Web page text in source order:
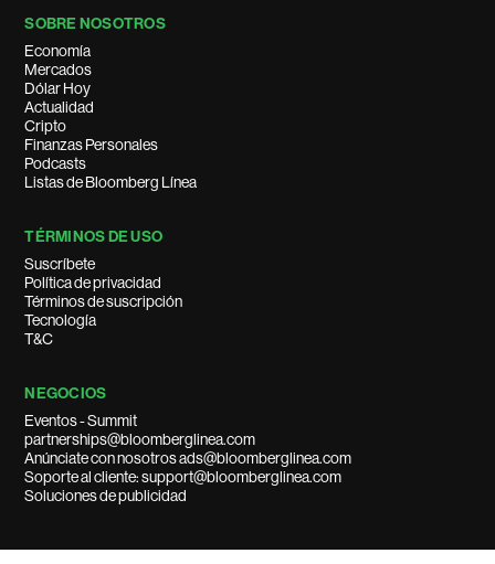
SOBRE NOSOTROS
Economía
Mercados
Dólar Hoy
Actualidad
Cripto
Finanzas Personales
Podcasts
Listas de Bloomberg Línea
TÉRMINOS DE USO
Suscríbete
Política de privacidad
Términos de suscripción
Tecnología
T&C
NEGOCIOS
Eventos - Summit
partnerships@bloomberglinea.com
Anúnciate con nosotros ads@bloomberglinea.com
Soporte al cliente: support@bloomberglinea.com
Soluciones de publicidad